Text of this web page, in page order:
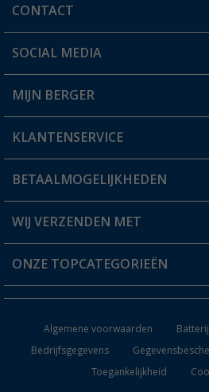
CONTACT
Een vraag?
Winkel vinden
SOCIAL MEDIA
MIJN BERGER
Mijn account
Status bestelling
Verlanglijstje
KLANTENSERVICE
FAQ & Contact
Verzendinformatie
Catalogus
BETAALMOGELIJKHEDEN
WIJ VERZENDEN MET
ONZE TOPCATEGORIEËN
Keukenaccessoires
Campingmeubilair
Algemene voorwaarden
Bedrijfsgegevens
Toegankelijkheid